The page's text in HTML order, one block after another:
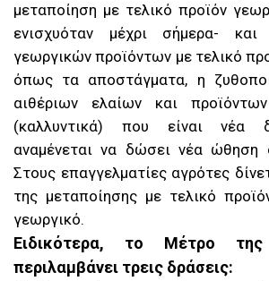
μεταποίηση με τελικό προϊόν
ενισχυόταν μέχρι σήμερα-
γεωργικών προϊόντων με τελικό
όπως τα αποστάγματα, η
αιθέριων ελαίων και
(καλλυντικά) που είναι νέα
αναμένεται να δώσει νέα ώθηση
Στους επαγγελματίες αγρότες
της μεταποίησης με τελικό
γεωργικό.
Ειδικότερα, το Μέτρο της
περιλαμβάνει τρεις δράσεις: